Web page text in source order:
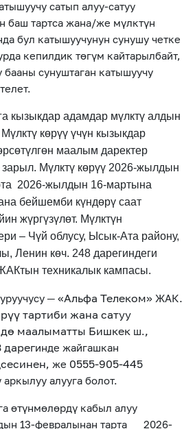
сатып алуу-сатуу
баш тартса жана/же мүлктүн
бул катышуучунун сунушу четке
кепилдик төгүм кайтарылбайт,
сунуштаган катышуучу
кызыкдар адамдар мүлктү алдын
Мүлктү көрүү үчүн кызыкдар
маалым даректер
Мүлктү көрүү 2026-жылдын
2026-жылдын 16-мартына
бейшемби күндөрү саат
жүргүзүлөт. Мүлктүн
– Чүй облусу, Ысык-Ата району,
Ленин көч. 248 дарегиндеги
техникалык кампасы.
─ «Альфа Телеком» ЖАК.
тартиби жана сатуу
маалыматты Бишкек ш.,
дарегинде жайгашкан
, же 0555-905-445
алууга болот.
өтүнмөлөрдү кабыл алуу
13-февралынан тарта 2026-